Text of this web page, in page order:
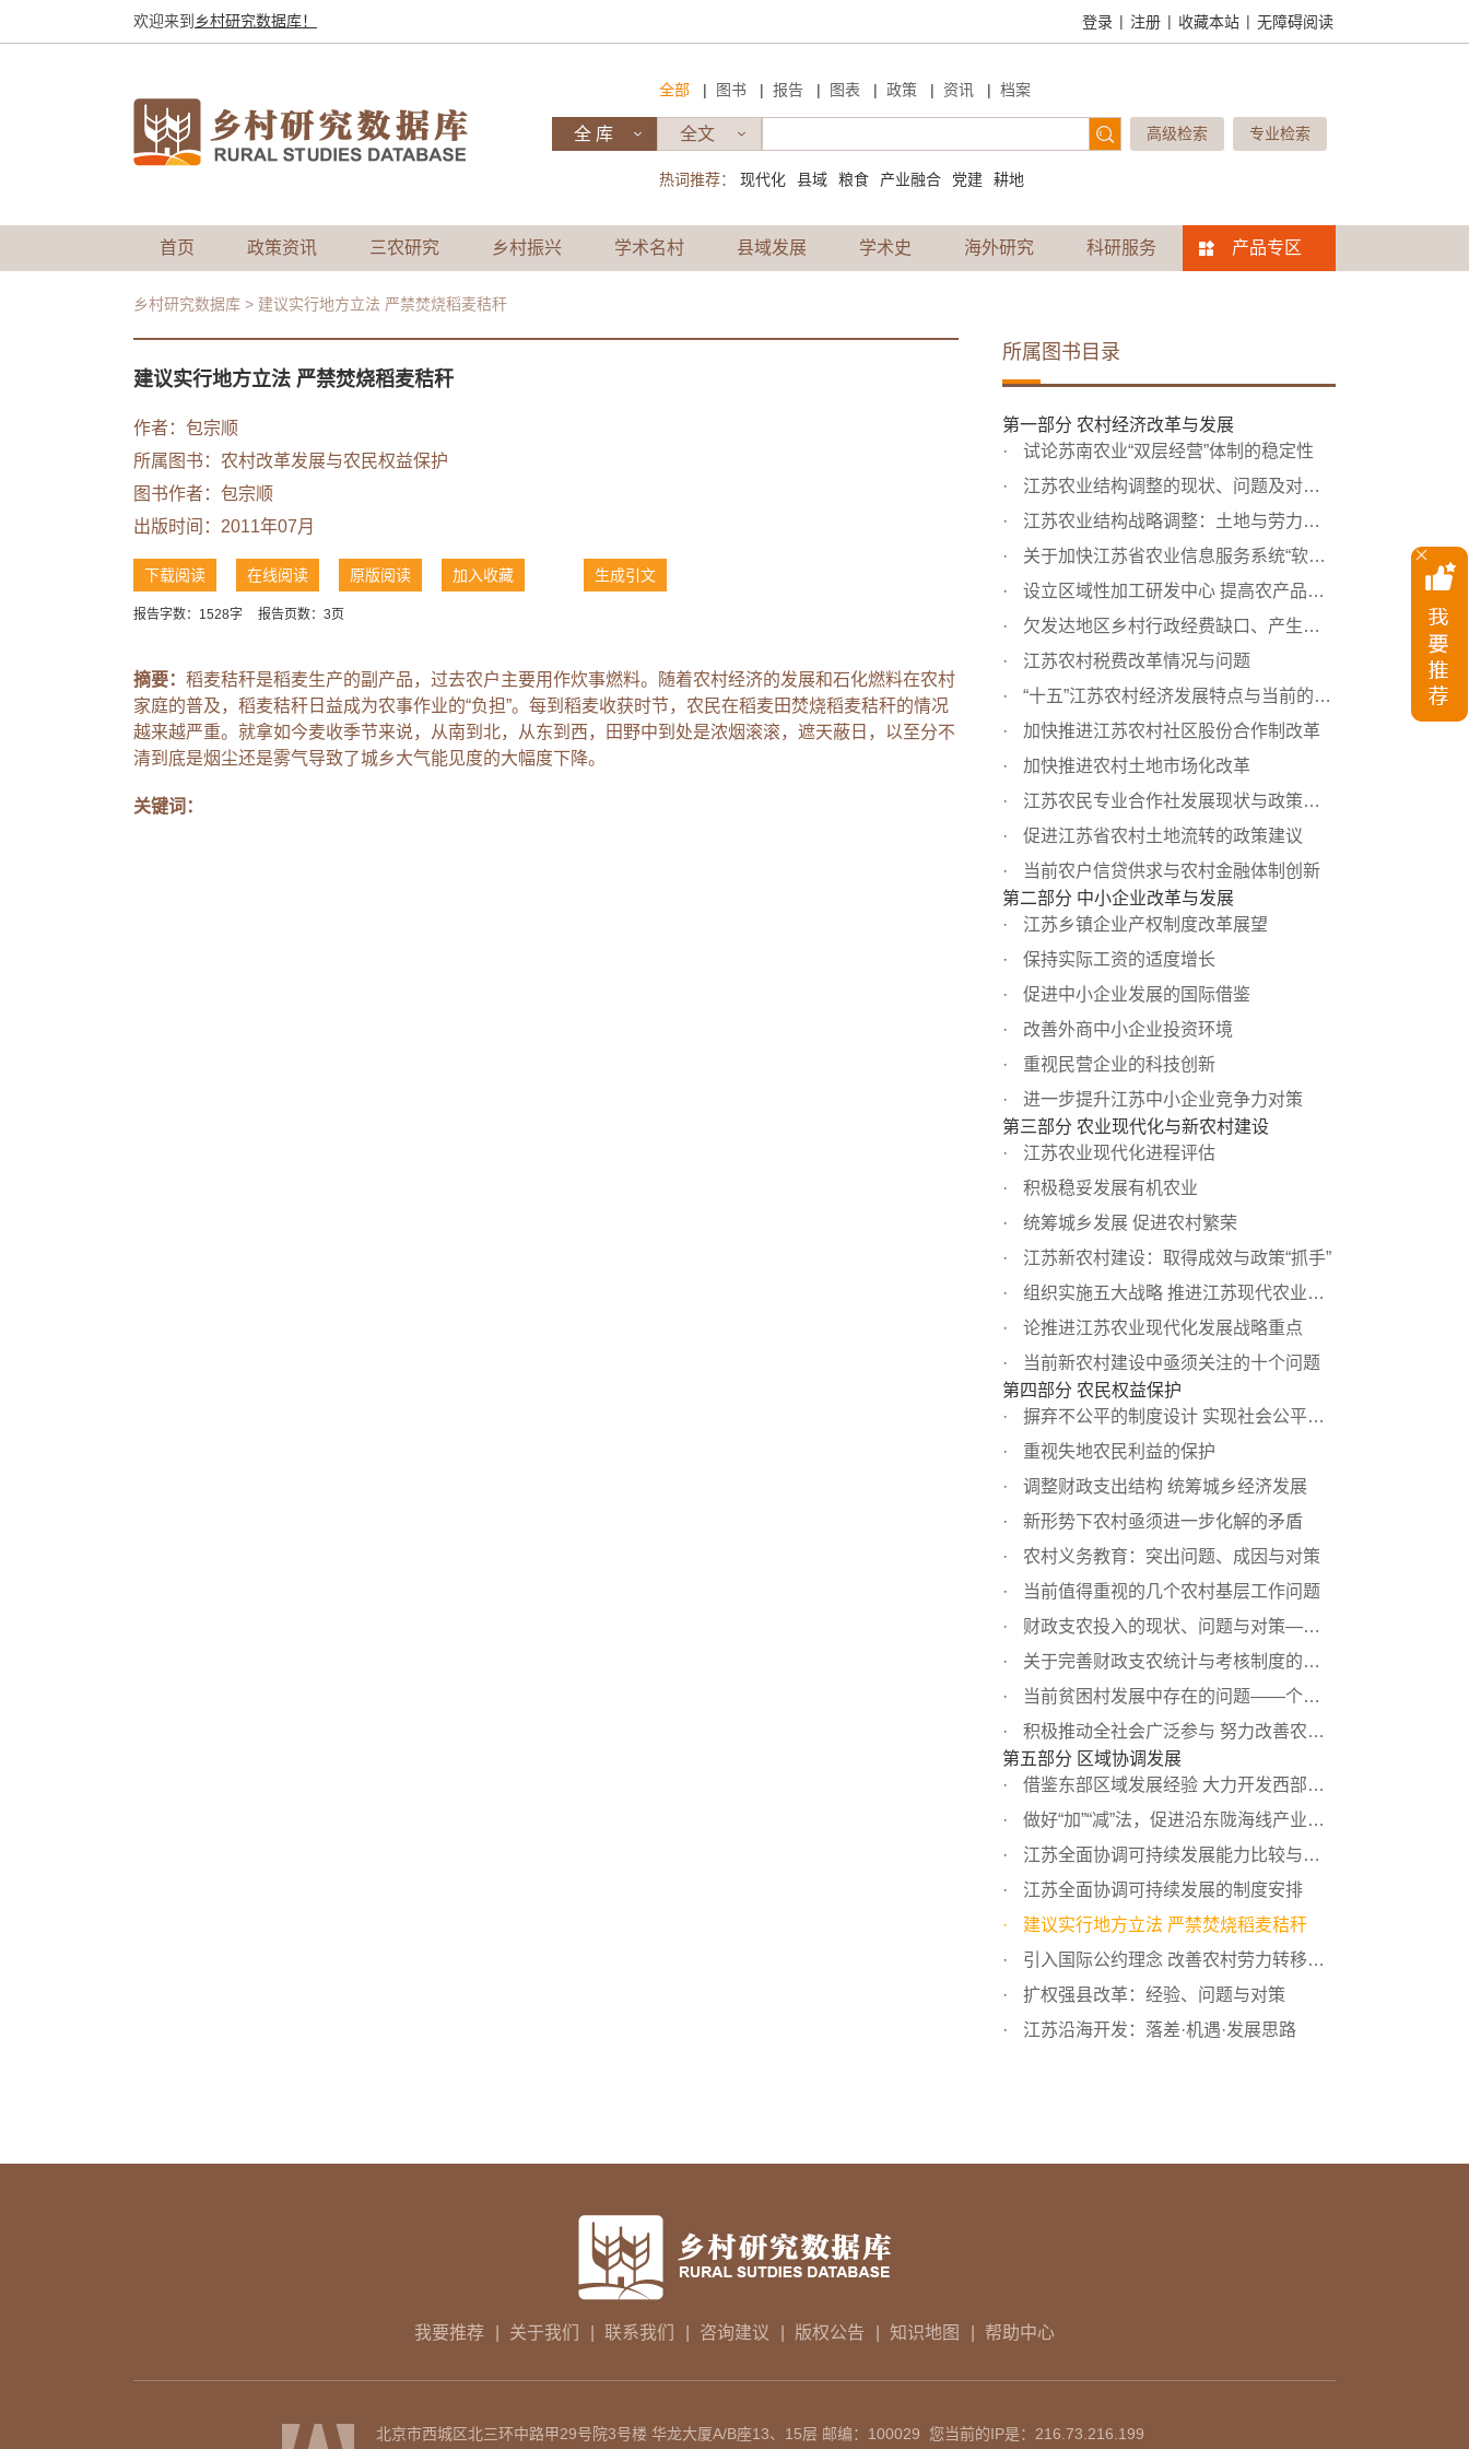
欢迎来到 乡村研究数据库！ 登录 | 注册 | 收藏本站 | 无障碍阅读
全部 | 图书 | 报告 | 图表 | 政策 | 资讯 | 档案
高级检索 专业检索
热词推荐： 现代化 县域 粮食 产业融合 党建 耕地
首页 政策资讯 三农研究 乡村振兴 学术名村 县域发展 学术史 海外研究 科研服务 产品专区
乡村研究数据库 > 建议实行地方立法 严禁焚烧稻麦秸秆
建议实行地方立法 严禁焚烧稻麦秸秆
作者： 包宗顺
所属图书： 农村改革发展与农民权益保护
图书作者： 包宗顺
出版时间：2011年07月
下载阅读 在线阅读 原版阅读 加入收藏 生成引文
报告字数：1528字 报告页数：3页
摘要： 稻麦秸秆是稻麦生产的副产品，过去农户主要用作炊事燃料。随着农村经济的发展和石化燃料在农村
家庭的普及，稻麦秸秆日益成为农事作业的“负担”。每到稻麦收获时节，农民在稻麦田焚烧稻麦秸秆的情况
越来越严重。就拿如今麦收季节来说，从南到北，从东到西，田野中到处是浓烟滚滚，遮天蔽日，以至分不
清到底是烟尘还是雾气导致了城乡大气能见度的大幅度下降。
关键词：
所属图书目录
第一部分 农村经济改革与发展
试论苏南农业“双层经营”体制的稳定性
江苏农业结构调整的现状、问题及对策建议
江苏农业结构战略调整：土地与劳力的进出口置换
关于加快江苏省农业信息服务系统“软件”建设的建议
设立区域性加工研发中心 提高农产品出口竞争力
欠发达地区乡村行政经费缺口、产生原因及应急措施
江苏农村税费改革情况与问题
“十五”江苏农村经济发展特点与当前的政策调整方向
加快推进江苏农村社区股份合作制改革
加快推进农村土地市场化改革
江苏农民专业合作社发展现状与政策建议
促进江苏省农村土地流转的政策建议
当前农户信贷供求与农村金融体制创新
第二部分 中小企业改革与发展
江苏乡镇企业产权制度改革展望
保持实际工资的适度增长
促进中小企业发展的国际借鉴
改善外商中小企业投资环境
重视民营企业的科技创新
进一步提升江苏中小企业竞争力对策
第三部分 农业现代化与新农村建设
江苏农业现代化进程评估
积极稳妥发展有机农业
统筹城乡发展 促进农村繁荣
江苏新农村建设：取得成效与政策“抓手”
组织实施五大战略 推进江苏现代农业发展
论推进江苏农业现代化发展战略重点
当前新农村建设中亟须关注的十个问题
第四部分 农民权益保护
摒弃不公平的制度设计 实现社会公平目标
重视失地农民利益的保护
调整财政支出结构 统筹城乡经济发展
新形势下农村亟须进一步化解的矛盾
农村义务教育：突出问题、成因与对策
当前值得重视的几个农村基层工作问题
财政支农投入的现状、问题与对策——基于江苏的调查分析
关于完善财政支农统计与考核制度的建议
当前贫困村发展中存在的问题——个案调查情况
积极推动全社会广泛参与 努力改善农民工生存环境
第五部分 区域协调发展
借鉴东部区域发展经验 大力开发西部农村经济
做好“加”“减”法，促进沿东陇海线产业带建设
江苏全面协调可持续发展能力比较与评估
江苏全面协调可持续发展的制度安排
建议实行地方立法 严禁焚烧稻麦秸秆
引入国际公约理念 改善农村劳力转移环境
扩权强县改革：经验、问题与对策
江苏沿海开发：落差·机遇·发展思路
我要推荐 关于我们 联系我们 咨询建议 版权公告 知识地图 帮助中心
北京市西城区北三环中路甲29号院3号楼 华龙大厦A/B座13、15层 邮编：100029 您当前的IP是： 216.73.216.199